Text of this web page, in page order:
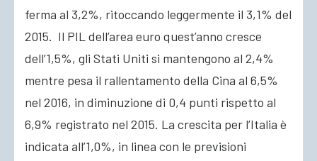
ferma al 3,2%, ritoccando leggermente il 3,1% del
2015. Il PIL dell’area euro quest’anno cresce
dell’1,5%, gli Stati Uniti si mantengono al 2,4%
mentre pesa il rallentamento della Cina al 6,5%
nel 2016, in diminuzione di 0,4 punti rispetto al
6,9% registrato nel 2015. La crescita per l’Italia è
indicata all’1,0%, in linea con le previsioni